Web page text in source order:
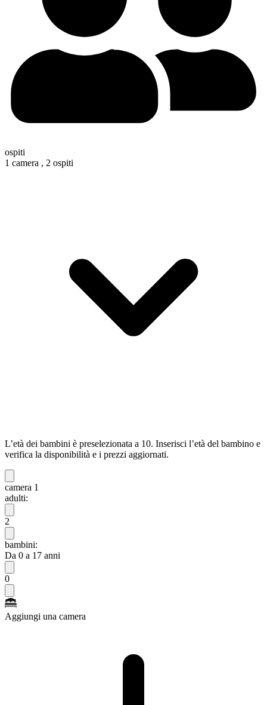
ospiti
1 camera , 2 ospiti
L’età dei bambini è preselezionata a 10. Inserisci l’età del bambino e
verifica la disponibilità e i prezzi aggiornati.
camera 1
adulti:
2
bambini:
Da 0 a 17 anni
0
Aggiungi una camera